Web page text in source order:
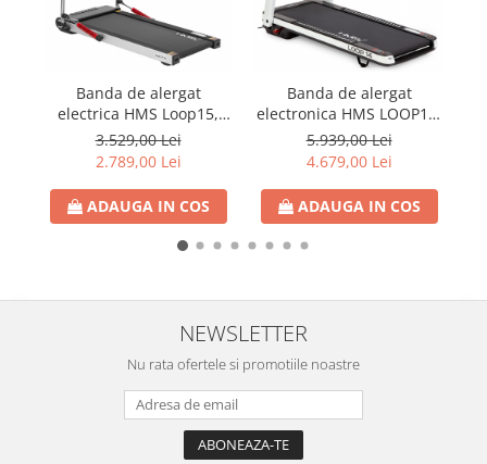
Banda de alergat
electrica HMS Loop15,
0.75CP, 100kg
3.529,00 Lei
2.789,00 Lei
ADAUGA IN COS
Banda de alergat
electronica HMS LOOP14,
2.5CP, 120kg
5.939,00 Lei
4.679,00 Lei
ADAUGA IN COS
NEWSLETTER
Nu rata ofertele si promotiile noastre